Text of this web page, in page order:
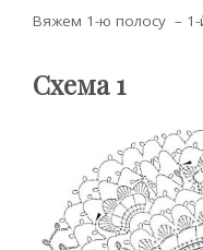
Вяжем 1-ю полосу – 1-
Схема 1